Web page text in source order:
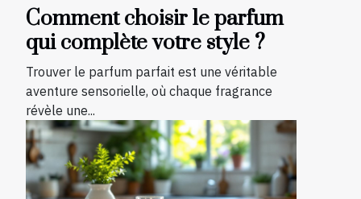
Comment choisir le parfum
qui complète votre style ?
Trouver le parfum parfait est une véritable
aventure sensorielle, où chaque fragrance
révèle une...